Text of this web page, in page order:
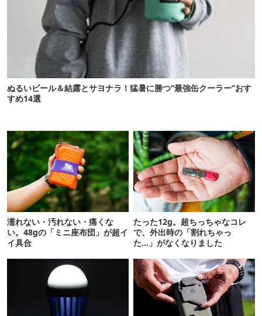
ぬるいビール＆結露とサヨナラ！猛暑に勝つ“最強缶クーラー”おす
すめ14選
濡れない・汚れない・痛くな
い。48gの「ミニ座布団」が超イ
イ具合
たった12g。超ちっちゃなコレ
で、外出時の「割れちゃっ
た…」がなくなりました